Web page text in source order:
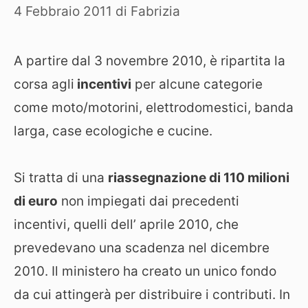
4 Febbraio 2011 di Fabrizia
A partire dal 3 novembre 2010, è ripartita la
corsa agli incentivi per alcune categorie
come moto/motorini, elettrodomestici, banda
larga, case ecologiche e cucine.
Si tratta di una riassegnazione di 110 milioni
di euro non impiegati dai precedenti
incentivi, quelli dell’ aprile 2010, che
prevedevano una scadenza nel dicembre
2010. Il ministero ha creato un unico fondo
da cui attingerà per distribuire i contributi. In